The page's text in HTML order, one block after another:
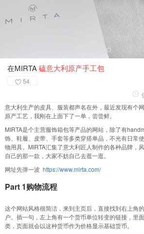
在MIRTA磕意大利原产手工包
54
意大利生产的皮具、服装都声名在外，最近发现有个
原产工艺，我刚在上面下了一单，尝尝鲜。
MIRTA是个主营服饰箱包等产品的网站，除了有
饰、鞋履、皮带、手套等多类穿搭单品，不光有日常
物用具。MIRTA汇集了意大利匠人制作的各种品牌，
自己的那一款，大家不妨自己去逛一逛。
网址先弹一波 https://www.mirta.com/
Part 1购物流程
这个网站风格很简洁，来到主页后，直接找到右上角
户。插一句，左上角有一个货币单位转变的链接，里
类，页面就会以这种货币作为价格显示基础货币。